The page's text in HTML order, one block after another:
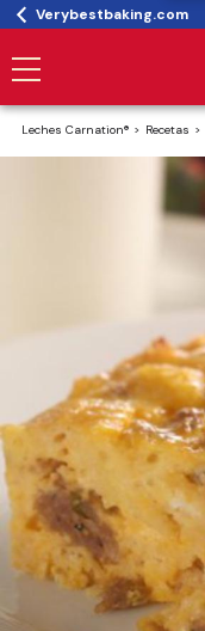
Verybestbaking.com
Leches Carnation® Recetas